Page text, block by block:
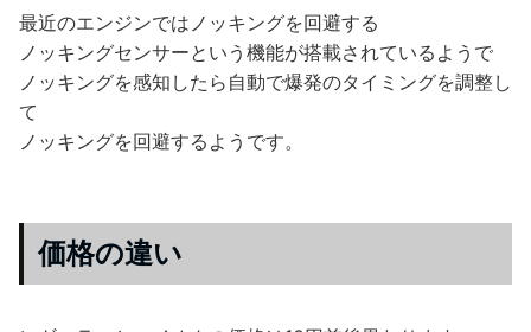
最近のエンジンではノッキングを回避する
ノッキングセンサーという機能が搭載されているようで
ノッキングを感知したら自動で爆発のタイミングを調整し
て
ノッキングを回避するようです。
価格の違い